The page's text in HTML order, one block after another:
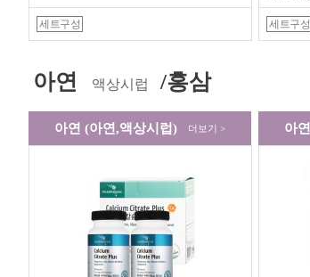
세트구성 세트구성
아연 액상시럽 /홍삼
아연 (아연,액상시럽) 더보기 > 아연